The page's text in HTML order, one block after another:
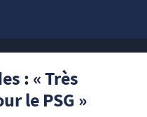
: « Très
le PSG »